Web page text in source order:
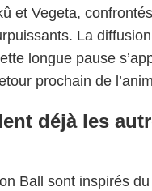
et Vegeta,
La
longue pause
prochain de
déjà les
Ball sont inspirés du